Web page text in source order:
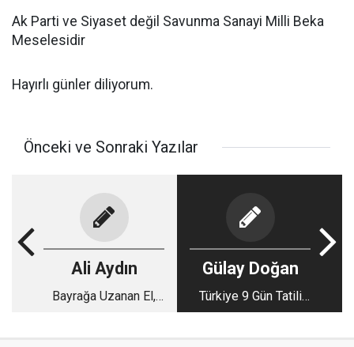
Ak Parti ve Siyaset değil Savunma Sanayi Milli Beka
Meselesidir
Hayırlı günler diliyorum.
Önceki ve Sonraki Yazılar
Ali Aydın
Bayrağa Uzanan El,
Gülay Doğan
Türkiye 9 Gün Tatili
Kaldıracak Bir Ülke